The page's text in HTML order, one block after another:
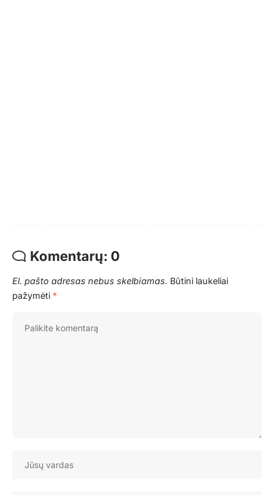
Komentarų: 0
El. pašto adresas nebus skelbiamas. Būtini laukeliai
pažymėti *